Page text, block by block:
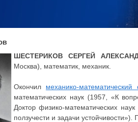
ШЕСТЕРИКОВ СЕРГЕЙ
Москва), математик, механик.
Окончил механико-математический
математических наук (1957, «К
Доктор физико-математических
ползучести и задачи